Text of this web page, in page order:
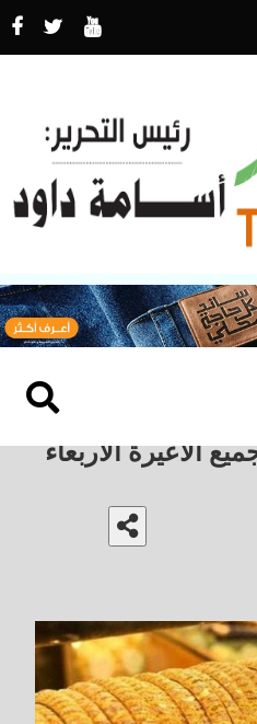
جنيها بجميع الأعيرة الأربعاء